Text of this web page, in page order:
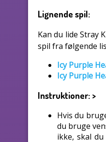
Lignende spil:
Kan du lide Stray
spil fra følgende
Icy Purple
Icy Purple
Instruktioner: >
Hvis du
du bruge
ikke, skal